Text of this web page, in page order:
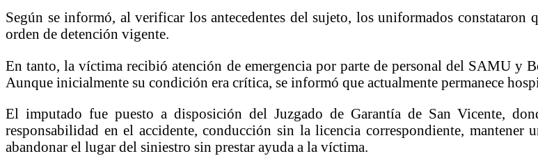
Según se informó, al verificar los antecedentes del sujeto, los uniformados constataron
orden de detención vigente.
En tanto, la víctima recibió atención de emergencia por parte de personal del SAMU y
Aunque inicialmente su condición era crítica, se informó que actualmente permanece
El imputado fue puesto a disposición del Juzgado de Garantía de San Vicente,
responsabilidad en el accidente, conducción sin la licencia correspondiente,
abandonar el lugar del siniestro sin prestar ayuda a la víctima.